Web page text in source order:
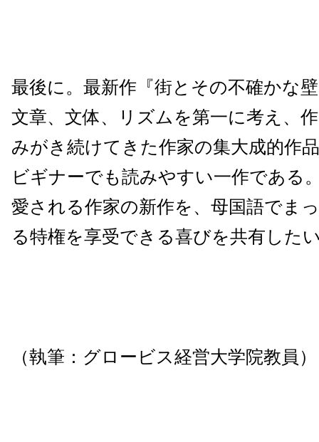
最後に。最新作『街とその不確かな
文章、文体、リズムを第一に考え、
みがき続けてきた作家の集大成的作
ビギナーでも読みやすい一作である
愛される作家の新作を、母国語でま
る特権を享受できる喜びを共有した
（執筆：グロービス経営大学院教員）